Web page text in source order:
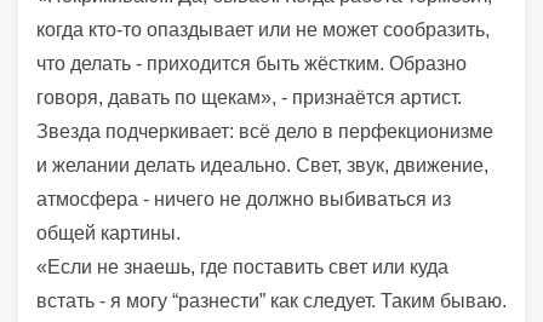
когда кто-то опаздывает или не может сообразить,
что делать - приходится быть жёстким. Образно
говоря, давать по щекам», - признаётся артист.
Звезда подчеркивает: всё дело в перфекционизме
и желании делать идеально. Свет, звук, движение,
атмосфера - ничего не должно выбиваться из
общей картины.
«Если не знаешь, где поставить свет или куда
встать - я могу “разнести” как следует. Таким бываю.